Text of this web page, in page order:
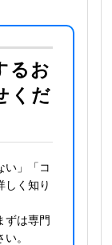
るお
くだ
い」「コ
しく知り
ずは専門
。